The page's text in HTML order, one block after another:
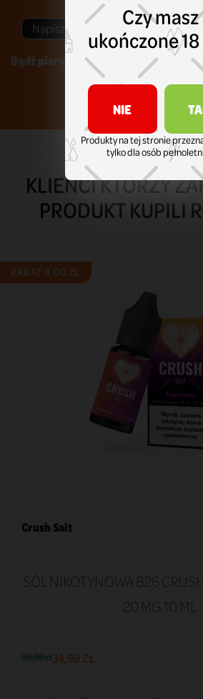
Napisz swoją opinię
Bądź pierwszym który napisze recenzję !
KLIENCI KTÓRZY
PRODUKT KUPILI
RABAT 4,00 ZŁ
Crush Salt
SÓL NIKOTYNOWA B26
20 MG 10 ML
38,99 zł34,99 ZŁ
Czy masz
ukończone
NIE
Produkty na tej stronie
tylko dla osób